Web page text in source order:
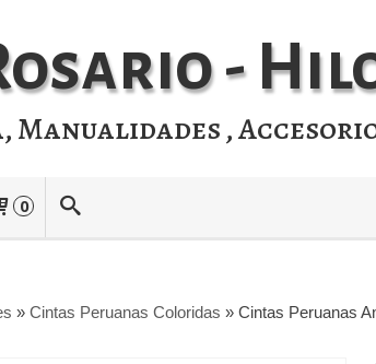
-
,
0
» Cintas Peruanas Coloridas » Cintas Peruanas